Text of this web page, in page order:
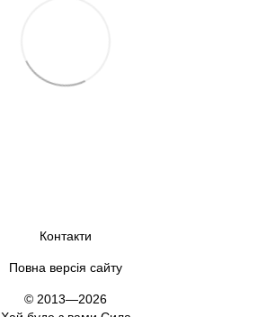
Контакти
Повна версія сайту
© 2013—2026